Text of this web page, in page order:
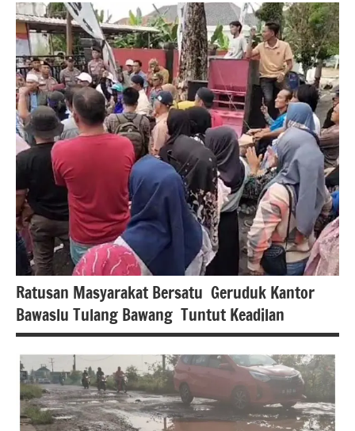
Berita
lampung
berita
nasional
Berita
tulang
bawang
Ratusan Masyarakat Bersatu Geruduk Kantor
Bawaslu Tulang Bawang Tuntut Keadilan
Berita
lampung
berita